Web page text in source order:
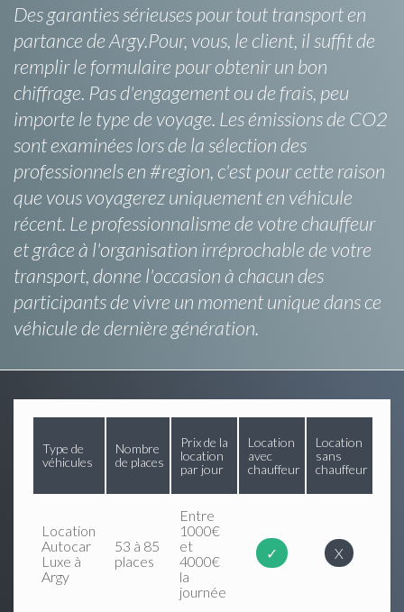
Des garanties sérieuses pour tout transport en
partance de Argy.Pour, vous, le client, il suffit de
remplir le formulaire pour obtenir un bon
chiffrage. Pas d'engagement ou de frais, peu
importe le type de voyage. Les émissions de CO2
sont examinées lors de la sélection des
professionnels en #region, c'est pour cette raison
que vous voyagerez uniquement en véhicule
récent. Le professionnalisme de votre chauffeur
et grâce à l'organisation irréprochable de votre
transport, donne l'occasion à chacun des
participants de vivre un moment unique dans ce
véhicule de dernière génération.
Type de
véhicules
Nombre
de places
Prix de la
location
par jour
Location
avec
chauffeur
Location
sans
chauffeur
Location
Autocar
Luxe à
Argy
53 à 85
places
Entre
1000€
et
4000€
la
journée
✓ X